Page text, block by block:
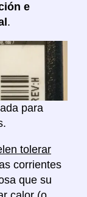
e
.
para
tolerar
corrientes
que su